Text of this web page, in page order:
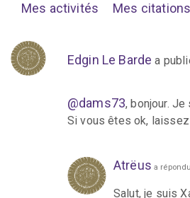
Mes activités Mes citations
Edgin Le Barde a
@dams73, bonjour.
Si vous êtes ok,
Atrëus a
Salut, je suis